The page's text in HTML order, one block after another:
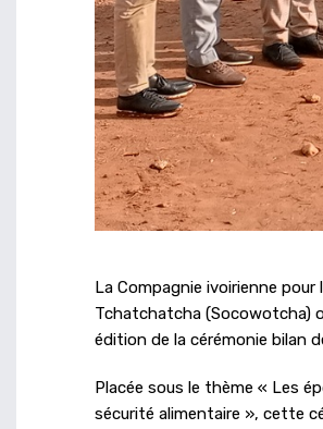
La Compagnie ivoirienne
Tchatchatcha (Socowotcha)
édition de la cérémonie bilan
Placée sous le thème « Les
sécurité alimentaire », cette